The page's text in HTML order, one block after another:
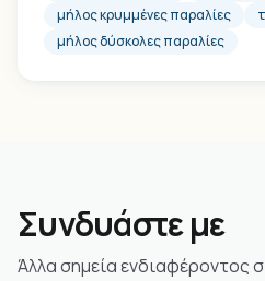
μήλος κρυμμένες παραλίες
μήλος δύσκολες παραλίες
Συνδυάστε με
Άλλα σημεία ενδιαφέροντος